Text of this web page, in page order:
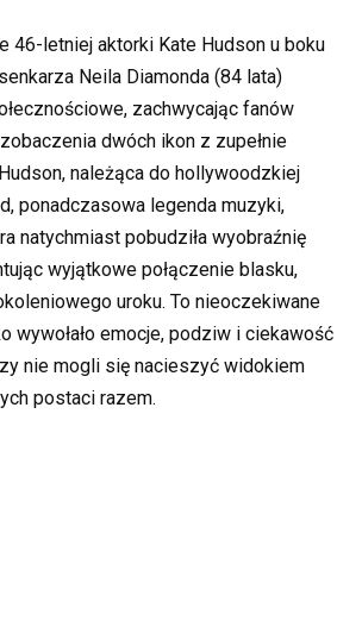
46-letniej aktorki Kate Hudson u boku
Neila Diamonda (84 lata)
zachwycając fanów
dwóch ikon z zupełnie
należąca do hollywoodzkiej
ponadczasowa legenda muzyki,
natychmiast pobudziła wyobraźnię
wyjątkowe połączenie blasku,
uroku. To nieoczekiwane
wywołało emocje, podziw i ciekawość
nie mogli się nacieszyć widokiem
postaci razem.